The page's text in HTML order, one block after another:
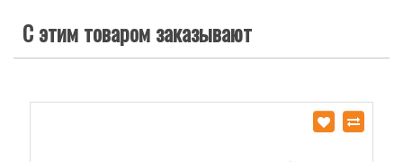
С этим товаром заказывают